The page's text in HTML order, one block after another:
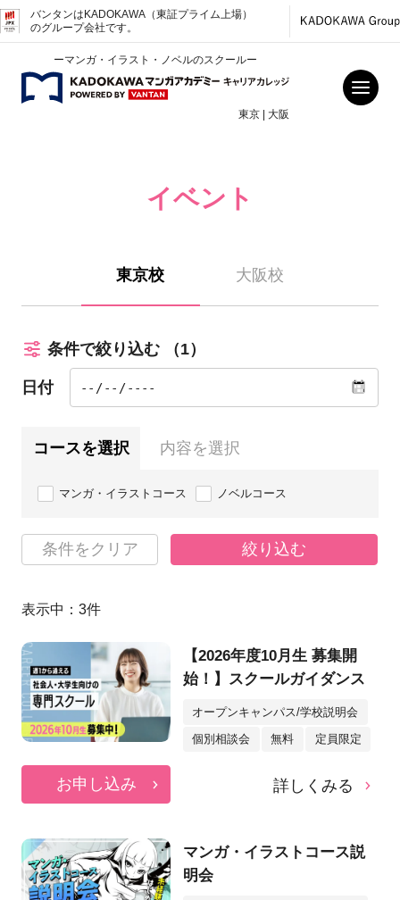
バンタンはKADOKAWA（東証プライム上場）
のグループ会社です。
ーマンガ・イラスト・ノベルのスクールー
東京 | 大阪
イベント
東京校 大阪校
条件で絞り込む （1）
日付
コースを選択 内容を選択
マンガ・イラストコース ノベルコース
条件をクリア 絞り込む
表示中： 3件
【2026年度10月生 募集開
始！】スクールガイダンス
オープンキャンパス/学校説明会
個別相談会 無料 定員限定
お申し込み 詳しくみる
マンガ・イラストコース説
明会